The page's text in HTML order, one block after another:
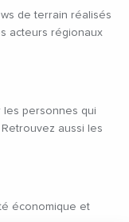
de terrain réalisés
acteurs régionaux
les personnes qui
aussi les
économique et